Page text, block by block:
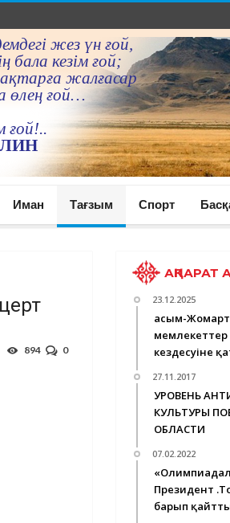
жез үн ғой,
бала кезiм ғой;
жалғасар
өлең ғой…
ғой!..
Иман Тағзым Спорт
0
894
АҚПАРАТ
23.12.2025
Қасым-
кездесуіне
27.11.2017
УРОВЕНЬ
КУЛЬТУРЫ
ОБЛАСТИ
07.02.2022
Президент
барып